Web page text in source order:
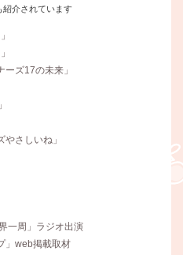
紹介されています
ーズ17の未来」
やさしいね」
一周」ラジオ出演
」web掲載取材